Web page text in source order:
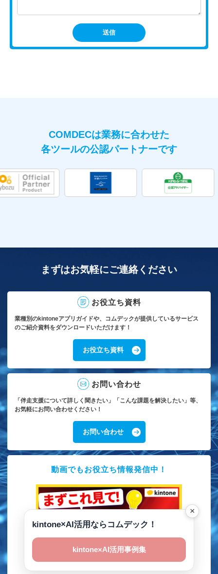
COMDECは業務に合わせた
各ツールの公認パートナーです
まずはお気軽にご連絡ください
お役立ち資料
業種別のkintoneアプリガイドや、コムデックが提供しているサービス
のご紹介資料をダウンロードいただけます！
お役立ち資料
お問い合わせ
「伴走支援について詳しく聞きたい」「こんな課題を解決したい」等、
お気軽にお問い合わせください！
お問い合わせ
動画でもお役立ち情報発信中！
×
kintone×AI活用ならコムデック！
kintone×AI活用事例集